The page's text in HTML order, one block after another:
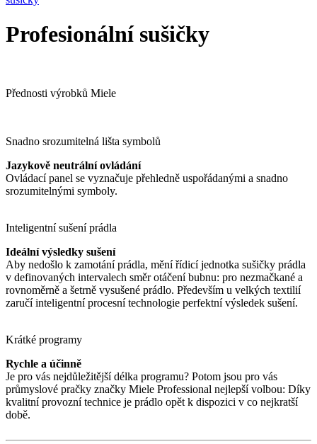
Profesionální sušičky
Přednosti výrobků Miele
Snadno srozumitelná lišta symbolů
Jazykově neutrální ovládání
Ovládací panel se vyznačuje přehledně uspořádanými a snadno
srozumitelnými symboly.
Inteligentní sušení prádla
Ideální výsledky sušení
Aby nedošlo k zamotání prádla, mění řídicí jednotka sušičky prádla
v definovaných intervalech směr otáčení bubnu: pro nezmačkané a
rovnoměrně a šetrně vysušené prádlo. Především u velkých textilií
zaručí inteligentní procesní technologie perfektní výsledek sušení.
Krátké programy
Rychle a účinně
Je pro vás nejdůležitější délka programu? Potom jsou pro vás
průmyslové pračky značky Miele Professional nejlepší volbou: Díky
kvalitní provozní technice je prádlo opět k dispozici v co nejkratší
době.